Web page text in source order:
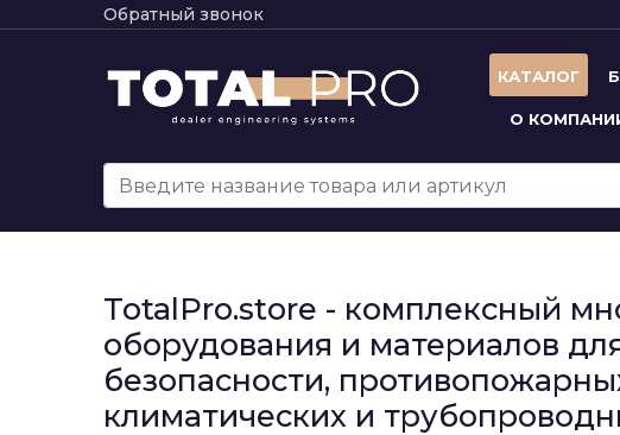
Обратный звонок
КАТАЛОГ
О
TotalPro.store - комплексный
оборудования и материалов
безопасности,
климатических и